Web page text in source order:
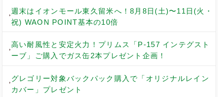
週末はイオンモール東久留米へ！8月8日(土)〜11日(火・
祝) WAON POINT基本の10倍
高い耐風性と安定火力！プリムス「P-157 インテグスト
ーブ」ご購入でガス缶2本プレゼント企画！
グレゴリー対象バックパック購入で「オリジナルレイン
カバー」プレゼント